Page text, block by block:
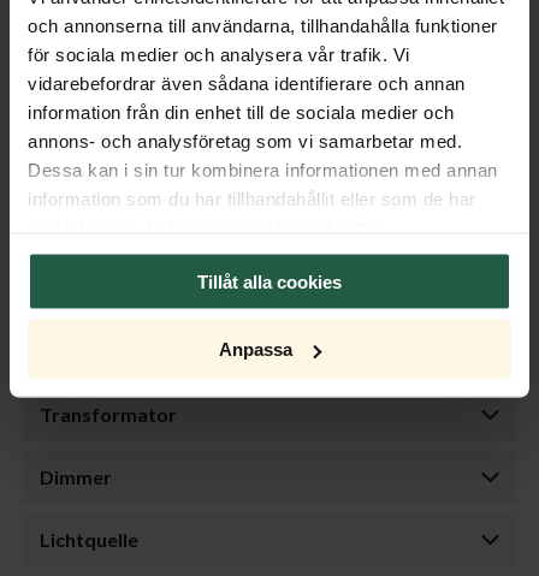
och annonserna till användarna, tillhandahålla funktioner
för sociala medier och analysera vår trafik. Vi
vidarebefordrar även sådana identifierare och annan
information från din enhet till de sociala medier och
annons- och analysföretag som vi samarbetar med.
Dessa kan i sin tur kombinera informationen med annan
information som du har tillhandahållit eller som de har
Tillåt alla cookies
Anpassa
Beschreibung
Ersatzglas für die Deluxe-Leuchte. Ideal bei Bruch oder
Stilwechsel. Jetzt online bei By Rydéns bestellen – schnelle
Lieferung!
Transformator
Dimmer
Lichtquelle